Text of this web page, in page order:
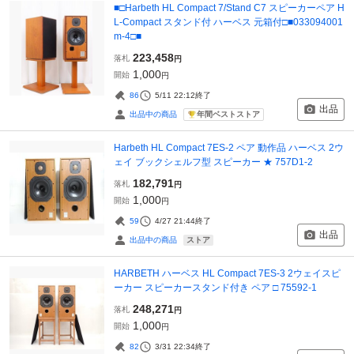
■□Harbeth HL Compact 7/Stand C7 スピーカーペア H
L-Compact スタンド付 ハーベス 元箱付□■033094001
m-4□■
落札 223,458円
開始 1,000円
86 5/11 22:12終了
出品中の商品 年間ベストストア 出品
Harbeth HL Compact 7ES-2 ペア 動作品 ハーベス 2ウ
ェイ ブックシェルフ型 スピーカー ★ 757D1-2
落札 182,791円
開始 1,000円
59 4/27 21:44終了
出品中の商品 ストア 出品
HARBETH ハーベス HL Compact 7ES-3 2ウェイスピ
ーカー スピーカースタンド付き ペア □ 75592-1
落札 248,271円
開始 1,000円
82 3/31 22:34終了